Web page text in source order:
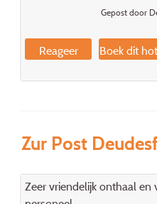
Gepost door
Reageer Boek dit
Zur Post
Zeer vriendelijk onthaal